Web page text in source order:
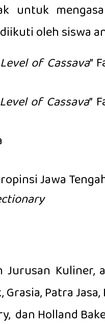
untuk
oleh siswa
of Cassava”
of Cassava”
Jawa
Jurusan Kuliner,
Patra Jasa,
dan Holland